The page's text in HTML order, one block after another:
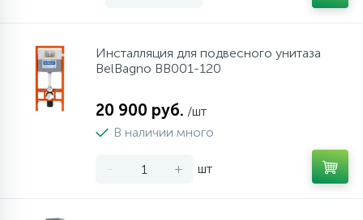
Инсталляция для подвесного унитаза
BelBagno BB001-120
20 900 руб. /шт
В наличии много
- + шт